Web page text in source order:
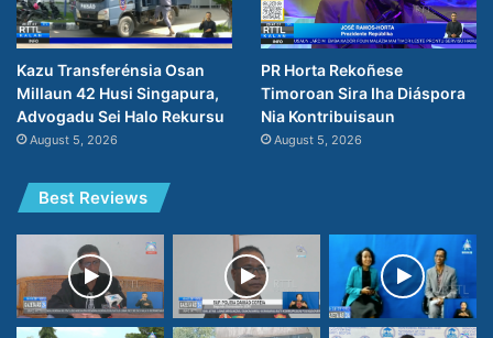
Kazu Transferénsia Osan
Millaun 42 Husi Singapura,
Advogadu Sei Halo Rekursu
August 5, 2026
PR Horta Rekoñese
Timoroan Sira Iha Diáspora
Nia Kontribuisaun
August 5, 2026
Best Reviews